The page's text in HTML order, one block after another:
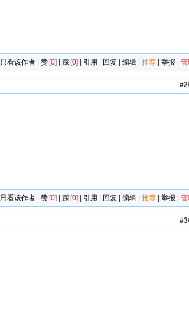
只看该作者 赞 [0] 踩 [0] 引用 回复 编辑 推荐 举报 管
#2
只看该作者 赞 [0] 踩 [0] 引用 回复 编辑 推荐 举报 管
#3